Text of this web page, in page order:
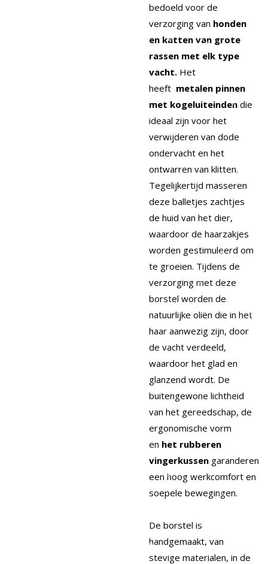
bedoeld voor de
verzorging van honden
en katten van grote
rassen met elk type
vacht. Het
heeft metalen pinnen
met kogeluiteinden die
ideaal zijn voor het
verwijderen van dode
ondervacht en het
ontwarren van klitten.
Tegelijkertijd masseren
deze balletjes zachtjes
de huid van het dier,
waardoor de haarzakjes
worden gestimuleerd om
te groeien. Tijdens de
verzorging met deze
borstel worden de
natuurlijke oliën die in het
haar aanwezig zijn, door
de vacht verdeeld,
waardoor het glad en
glanzend wordt. De
buitengewone lichtheid
van het gereedschap, de
ergonomische vorm
en het rubberen
vingerkussen garanderen
een hoog werkcomfort en
soepele bewegingen.
De borstel is
handgemaakt, van
stevige materialen, in de